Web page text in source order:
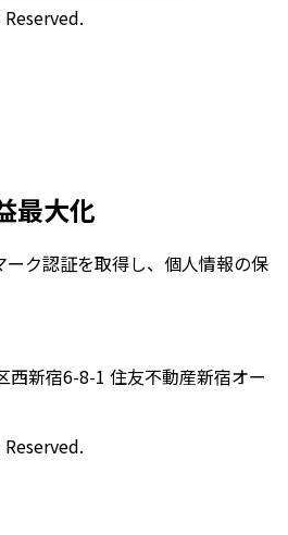
最大化
ーク認証を取得し、個人情報の保
西新宿6-8-1 住友不動産新宿オー